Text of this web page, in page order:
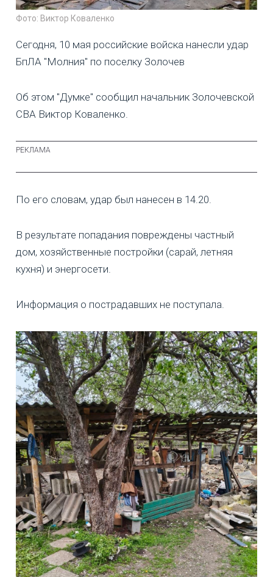
Фото: Виктор Коваленко
Сегодня, 10 мая российские войска нанесли удар
БпЛА "Молния" по поселку Золочев
Об этом "Думке" сообщил начальник Золочевской
СВА Виктор Коваленко.
По его словам, удар был нанесен в 14.20.
В результате попадания повреждены частный
дом, хозяйственные постройки (сарай, летняя
кухня) и энергосети.
Информация о пострадавших не поступала.